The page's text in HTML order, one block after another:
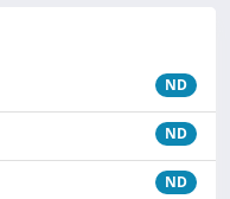
ND
ND
ND